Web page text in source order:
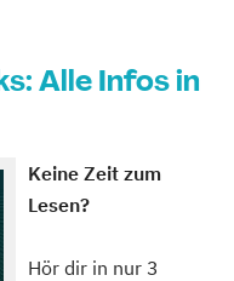
Alle Infos in
Keine Zeit zum
Lesen?
Hör dir in nur 3